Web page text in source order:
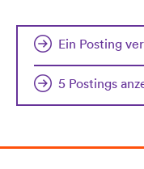
Ein Posting
5 Postings